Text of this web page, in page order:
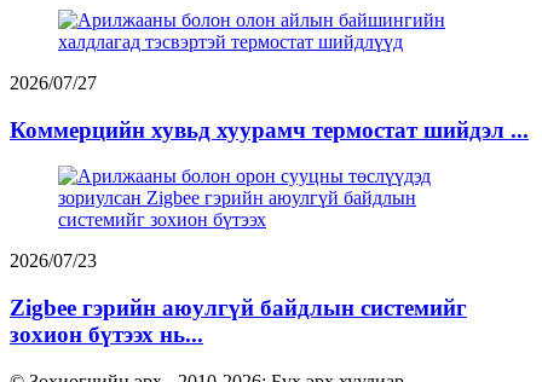
2026/07/27
Коммерцийн хувьд хуурамч термостат шийдэл ...
2026/07/23
Zigbee гэрийн аюулгүй байдлын системийг
зохион бүтээх нь...